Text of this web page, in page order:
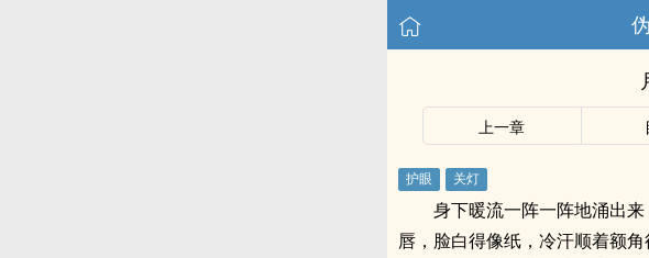
上一章
身下暖流一阵一阵地涌出
唇，脸白得像纸，冷汗顺着额